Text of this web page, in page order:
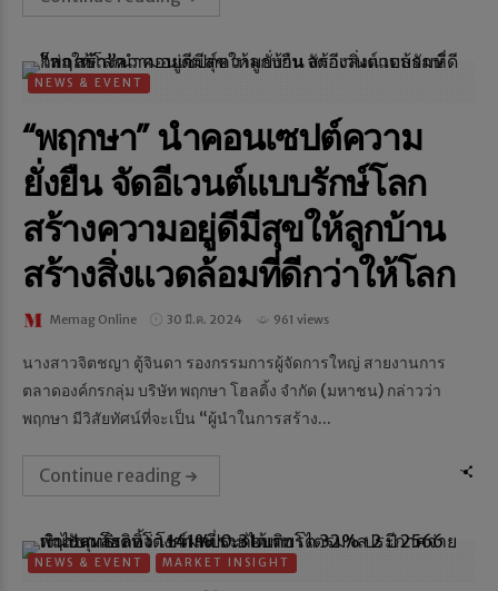
NEWS & EVENT
“พฤกษา” นำคอนเซปต์ความ
ยั่งยืน จัดอีเวนต์แบบรักษ์โลก
สร้างความอยู่ดีมีสุขให้ลูกบ้าน
สร้างสิ่งแวดล้อมที่ดีกว่าให้โลก
Memag Online 30 มี.ค. 2024 961 views
นางสาวจิตชญา ตู้จินดา รองกรรมการผู้จัดการใหญ่ สายงานการ
ตลาดองค์กรกลุ่ม บริษัท พฤกษา โฮลดิ้ง จำกัด (มหาชน) กล่าวว่า
พฤกษา มีวิสัยทัศน์ที่จะเป็น “ผู้นําในการสร้าง...
Continue reading
NEWS & EVENT MARKET INSIGHT